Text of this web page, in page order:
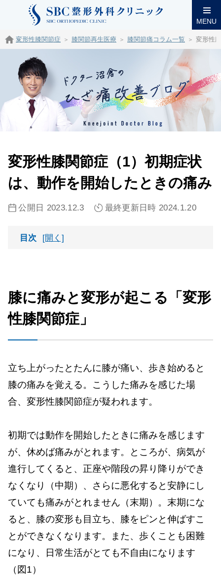
MENU
変形性膝関節症 膝関節再生医療 膝関節痛コラム一覧 変形性
変形性膝関節症（1）初期症状
は、動作を開始したときの痛み
公開日 2023.12.3 最終更新日時 2024.1.20
目次
患者数は2,500万人以上、4:1で女性に多い
膝に痛みと変形が起こる「変形
性膝関節症」
立ち上がったとたんに膝が痛い、歩き始めると
膝の痛みを覚える。こうした痛みを感じた場
合、変形性膝関節症が疑われます。
初期では動作を開始したときに痛みを感じます
が、休めば痛みがとれます。ところが、病気が
進行してくると、正座や階段の昇り降りができ
なくなり（中期）、さらに悪化すると安静にし
ていても痛みがとれません（末期）。末期にな
ると、膝の変形も目立ち、膝をピンと伸ばすこ
とができなくなります。また、歩くことも困難
になり、日常生活がとても不自由になります
（図1）